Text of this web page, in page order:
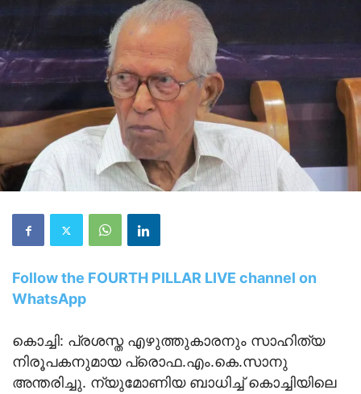
Follow the FOURTH PILLAR LIVE channel on
WhatsApp
കൊച്ചി: പ്രശസ്ത എഴുത്തുകാരനും സാഹിത്യ
നിരൂപകനുമായ പ്രൊഫ.എം.കെ.സാനു
അന്തരിച്ചു. ന്യുമോണിയ ബാധിച്ച് കൊച്ചിയിലെ